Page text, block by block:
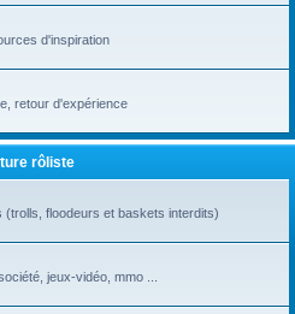
d'inspiration
retour d'expérience
rôliste
(trolls, floodeurs et baskets interdits)
jeux-vidéo, mmo ...